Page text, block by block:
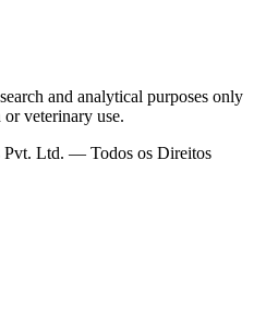
and analytical purposes only
veterinary use.
Pvt. Ltd. — Todos os Direitos